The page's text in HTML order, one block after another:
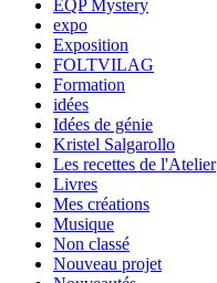
EQP Mystery
expo
Exposition
FOLTVILAG
Formation
idées
Idées de génie
Kristel Salgarollo
Les recettes de l'Atelier
Livres
Mes créations
Musique
Non classé
Nouveau projet